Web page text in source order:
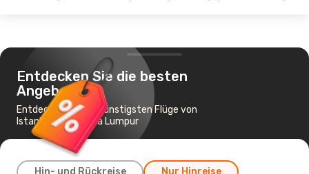
Entdecken Sie die besten
Angebote
Entdecken Sie die günstigsten Flüge von
Istanbul nach Kuala Lumpur
Hin- und Rückreise Nur Hinreise